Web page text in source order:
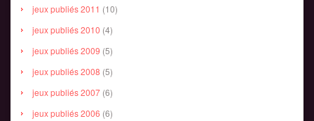
jeux publiés 2011 (10)
jeux publiés 2010 (4)
jeux publiés 2009 (5)
jeux publiés 2008 (5)
jeux publiés 2007 (6)
jeux publiés 2006 (6)